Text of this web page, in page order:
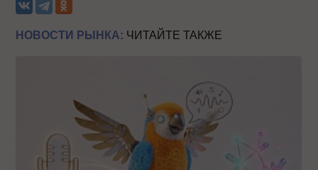
НОВОСТИ РЫНКА: ЧИТАЙТЕ ТАКЖЕ